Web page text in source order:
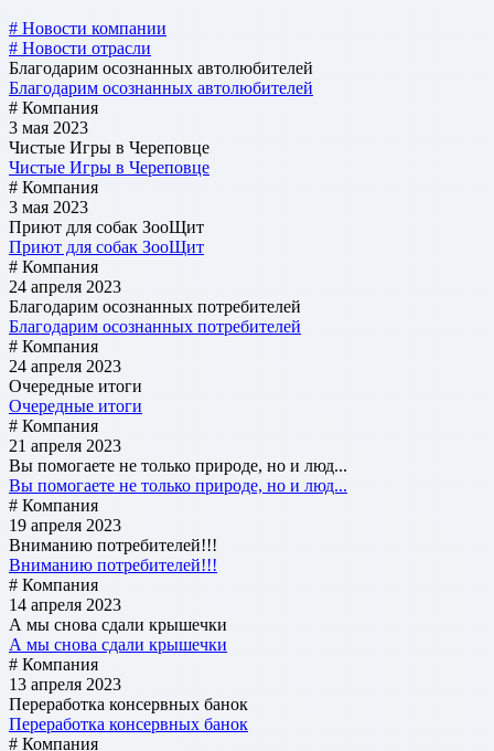
# Новости компании
# Новости отрасли
Благодарим осознанных автолюбителей
Благодарим осознанных автолюбителей
# Компания
3 мая 2023
Чистые Игры в Череповце
Чистые Игры в Череповце
# Компания
3 мая 2023
Приют для собак ЗооЩит
Приют для собак ЗооЩит
# Компания
24 апреля 2023
Благодарим осознанных потребителей
Благодарим осознанных потребителей
# Компания
24 апреля 2023
Очередные итоги
Очередные итоги
# Компания
21 апреля 2023
Вы помогаете не только природе, но и люд...
Вы помогаете не только природе, но и люд...
# Компания
19 апреля 2023
Вниманию потребителей!!!
Вниманию потребителей!!!
# Компания
14 апреля 2023
А мы снова сдали крышечки
А мы снова сдали крышечки
# Компания
13 апреля 2023
Переработка консервных банок
Переработка консервных банок
# Компания